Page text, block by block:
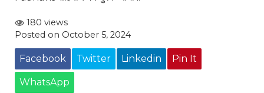
180 views
Posted on October 5, 2024
Facebook Twitter Linkedin Pin It
WhatsApp